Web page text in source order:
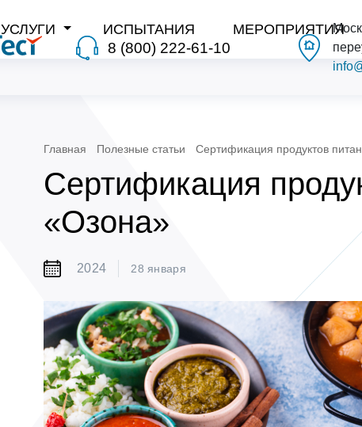
8 (800) 222-61-10
УСЛУГИ ИСПЫТАНИЯ МЕРОПРИЯТИЯ
Главная Полезные статьи Сертификация продуктов
Сертификация
«Озона»
2024 28 января